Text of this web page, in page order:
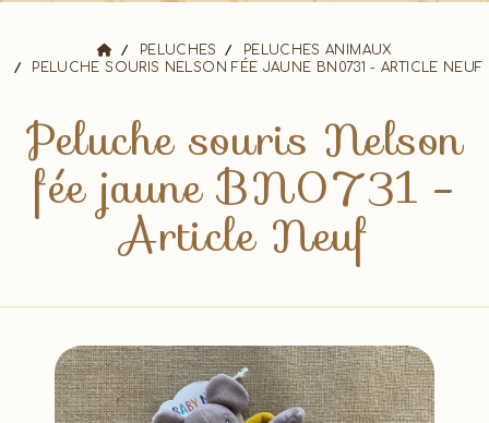
PELUCHES
PELUCHES ANIMAUX
PELUCHE SOURIS NELSON FÉE JAUNE BN0731 - ARTICLE NEUF
Peluche souris Nelson
fée jaune BN0731 -
Article Neuf